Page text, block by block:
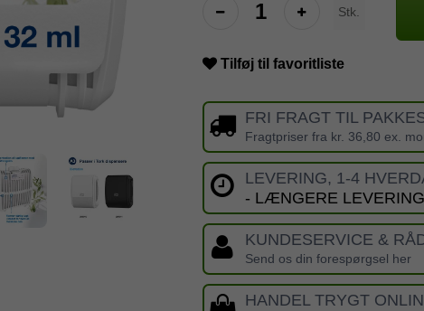
Stk.
Tilføj til favoritliste
FRI FRAGT TIL
Fragtpriser fra kr. 36,80 ex.
LEVERING, 1-4
- LÆNGERE
KUNDESERVICE &
Send os din forespørgsel her
HANDEL TRYGT